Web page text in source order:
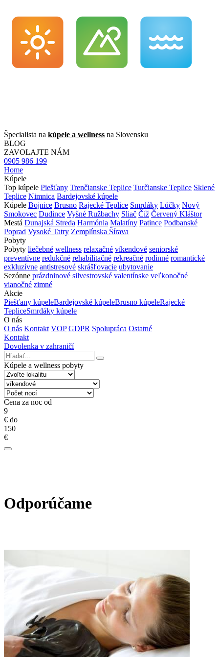
Špecialista na kúpele a wellness na Slovensku
BLOG
ZAVOLAJTE NÁM
0905 986 199
Home
Kúpele
Top kúpele Piešťany Trenčianske Teplice Turčianske Teplice Sklené
Teplice Nimnica Bardejovské kúpele
Kúpele Bojnice Brusno Rajecké Teplice Smrdáky Lúčky Nový
Smokovec Dudince Vyšné Ružbachy Sliač Číž Červený Kláštor
Mestá Dunajská Streda Harmónia Malatíny Patince Podbanské
Poprad Vysoké Tatry Zemplínska Šírava
Pobyty
Pobyty liečebné wellness relaxačné víkendové seniorské
preventívne redukčné rehabilitačné rekreačné rodinné romantické
exkluzívne antistresové skrášľovacie ubytovanie
Sezónne prázdninové silvestrovské valentínske veľkonočné
vianočné zimné
Akcie
Piešťany kúpeleBardejovské kúpeleBrusno kúpeleRajecké
TepliceSmrdáky kúpele
O nás
O nás Kontakt VOP GDPR Spolupráca Ostatné
Kontakt
Dovolenka v zahraničí
Kúpele a wellness pobyty
Cena za noc od
9
€ do
150
€
Odporúčame